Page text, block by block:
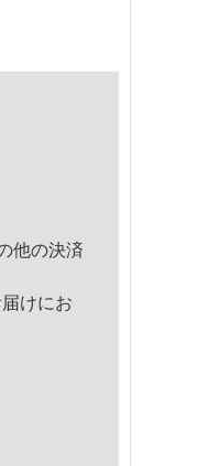
他の決済
けにお